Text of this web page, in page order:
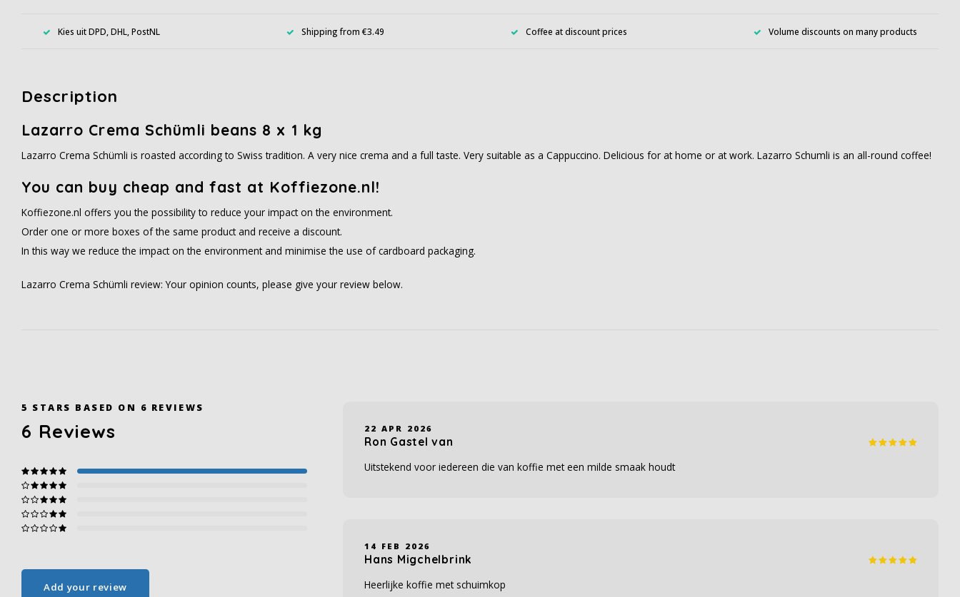
Kies uit DPD, DHL, PostNL Shipping from €3.49 Coffee at discount prices Volume discounts on many products
Description
Lazarro Crema Schümli beans 8 x 1 kg
Lazarro Crema Schümli is roasted according to Swiss tradition. A very nice crema and a full taste. Very suitable as a Cappuccino. Delicious for at home or at work. Lazarro Schumli is an all-round coffee!
You can buy cheap and fast at Koffiezone.nl!
Koffiezone.nl offers you the possibility to reduce your impact on the environment.
Order one or more boxes of the same product and receive a discount.
In this way we reduce the impact on the environment and minimise the use of cardboard packaging.
Lazarro Crema Schümli review: Your opinion counts, please give your review below.
5 STARS BASED ON 6 REVIEWS
6 Reviews
Add your review
22 APR 2026
Ron Gastel van
Uitstekend voor iedereen die van koffie met een milde smaak houdt
14 FEB 2026
Hans Migchelbrink
Heerlijke koffie met schuimkop